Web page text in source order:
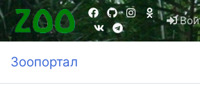
Зоопортал